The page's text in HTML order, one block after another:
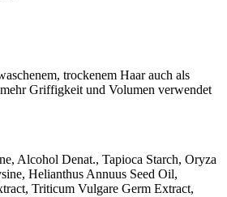
trockenem Haar auch als
Griffigkeit und Volumen verwendet
Alcohol Denat., Tapioca Starch, Oryza
Helianthus Annuus Seed Oil,
Triticum Vulgare Germ Extract,